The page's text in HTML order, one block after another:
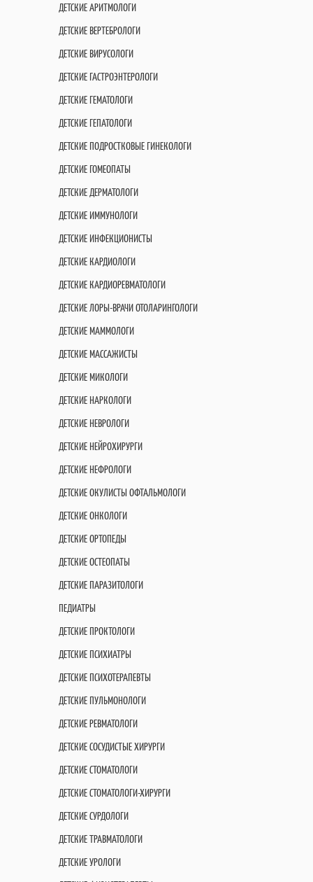
ДЕТСКИЕ АРИТМОЛОГИ
ДЕТСКИЕ ВЕРТЕБРОЛОГИ
ДЕТСКИЕ ВИРУСОЛОГИ
ДЕТСКИЕ ГАСТРОЭНТЕРОЛОГИ
ДЕТСКИЕ ГЕМАТОЛОГИ
ДЕТСКИЕ ГЕПАТОЛОГИ
ДЕТСКИЕ ПОДРОСТКОВЫЕ ГИНЕКОЛОГИ
ДЕТСКИЕ ГОМЕОПАТЫ
ДЕТСКИЕ ДЕРМАТОЛОГИ
ДЕТСКИЕ ИММУНОЛОГИ
ДЕТСКИЕ ИНФЕКЦИОНИСТЫ
ДЕТСКИЕ КАРДИОЛОГИ
ДЕТСКИЕ КАРДИОРЕВМАТОЛОГИ
ДЕТСКИЕ ЛОРЫ-ВРАЧИ ОТОЛАРИНГОЛОГИ
ДЕТСКИЕ МАММОЛОГИ
ДЕТСКИЕ МАССАЖИСТЫ
ДЕТСКИЕ МИКОЛОГИ
ДЕТСКИЕ НАРКОЛОГИ
ДЕТСКИЕ НЕВРОЛОГИ
ДЕТСКИЕ НЕЙРОХИРУРГИ
ДЕТСКИЕ НЕФРОЛОГИ
ДЕТСКИЕ ОКУЛИСТЫ ОФТАЛЬМОЛОГИ
ДЕТСКИЕ ОНКОЛОГИ
ДЕТСКИЕ ОРТОПЕДЫ
ДЕТСКИЕ ОСТЕОПАТЫ
ДЕТСКИЕ ПАРАЗИТОЛОГИ
ПЕДИАТРЫ
ДЕТСКИЕ ПРОКТОЛОГИ
ДЕТСКИЕ ПСИХИАТРЫ
ДЕТСКИЕ ПСИХОТЕРАПЕВТЫ
ДЕТСКИЕ ПУЛЬМОНОЛОГИ
ДЕТСКИЕ РЕВМАТОЛОГИ
ДЕТСКИЕ СОСУДИСТЫЕ ХИРУРГИ
ДЕТСКИЕ СТОМАТОЛОГИ
ДЕТСКИЕ СТОМАТОЛОГИ-ХИРУРГИ
ДЕТСКИЕ СУРДОЛОГИ
ДЕТСКИЕ ТРАВМАТОЛОГИ
ДЕТСКИЕ УРОЛОГИ